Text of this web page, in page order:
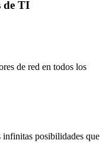
de TI
de red en todos los
infinitas posibilidades que